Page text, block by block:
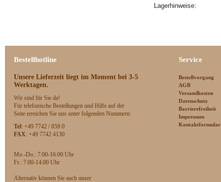
Lagerhinweise:
Bestellhotline
Unsere Lieferzeit liegt im Moment bei 3-5
Werktagen.
Wir sind für Sie da!
Für telefonische Bestellungen und Hilfe auf der
Seite erreichen Sie uns unter folgenden Nummern:
Tel: +49 7742 / 859 0
FAX: +49 7742 4130
Mo.-Do.: 7:00-16:00 Uhr
Fr.: 7:00-14:00 Uhr
Alternativ können Sie auch unser
Service
Bestellvorgang
AGB
Versandkosten
Datenschutz
Barrierefreiheit
Impressum
Kontaktformular